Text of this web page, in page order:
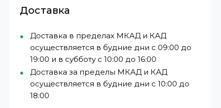
Доставка
Доставка в пределах МКАД и КАД
осуществляется в будние дни с 09:00 до
19:00 и в субботу с 10:00 до 16:00
Доставка за пределы МКАД и КАД
осуществляется в будние дни с 10:00 до
18:00